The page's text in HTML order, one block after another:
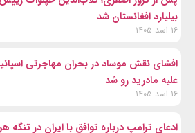
بیلیارد افغانستان شد
۱۶ اسد ۱۴۰۵
افشای نقش موساد در بحران مهاجرتی
علیه مادرید رو شد
۱۶ اسد ۱۴۰۵
ادعای ترامپ درباره توافق با ایران در تنگه